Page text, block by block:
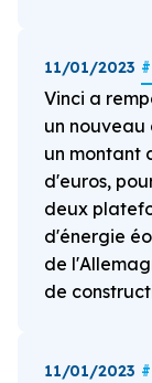
11/01/2023
Vinci a
un nouveau
un montant
d'euros,
deux
d'énergie
de
de
11/01/2023